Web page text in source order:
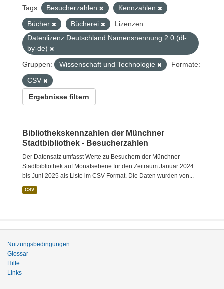
Tags: Besucherzahlen
Kennzahlen
Bücher
Bücherei
Lizenzen:
Datenlizenz Deutschland Namensnennung 2.0 (dl-
by-de)
Gruppen:
Wissenschaft und Technologie
Formate:
CSV
Ergebnisse filtern
Bibliothekskennzahlen der Münchner
Stadtbibliothek - Besucherzahlen
Der Datensatz umfasst Werte zu Besuchern der Münchner
Stadtbibliothek auf Monatsebene für den Zeitraum Januar 2024
bis Juni 2025 als Liste im CSV-Format. Die Daten wurden von...
CSV
Nutzungsbedingungen
Glossar
Hilfe
Links